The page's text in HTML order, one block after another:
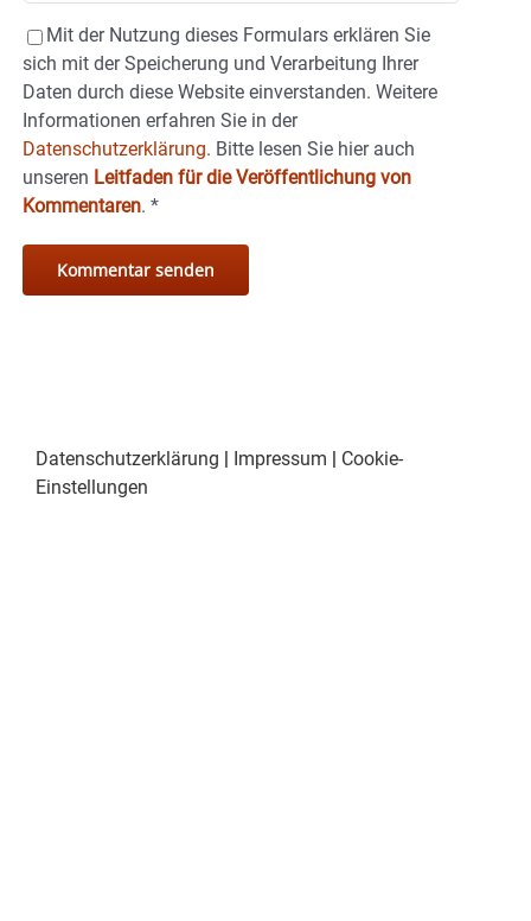
Mit der Nutzung dieses Formulars erklären Sie
sich mit der Speicherung und Verarbeitung Ihrer
Daten durch diese Website einverstanden. Weitere
Informationen erfahren Sie in der
Datenschutzerklärung. Bitte lesen Sie hier auch
unseren Leitfaden für die Veröffentlichung von
Kommentaren. *
Datenschutzerklärung Impressum
Cookie-
Einstellungen